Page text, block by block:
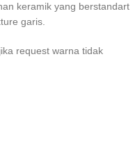
keramik yang berstandart
garis.
request warna tidak